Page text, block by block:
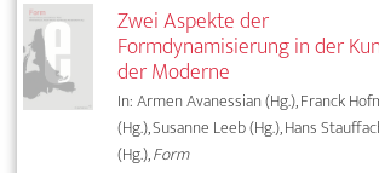
Zwei Aspekte der
Formdynamisierung in der
der Moderne
In: Armen Avanessian (Hg.), Franck
(Hg.), Susanne Leeb (Hg.), Hans
(Hg.),Form